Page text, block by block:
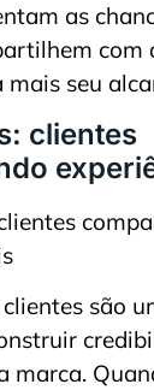
as
com
seu
clientes
são
marca.